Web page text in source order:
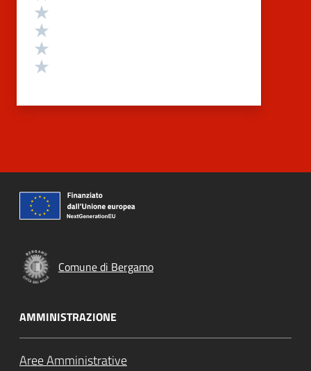
Comune di Bergamo
AMMINISTRAZIONE
Aree Amministrative